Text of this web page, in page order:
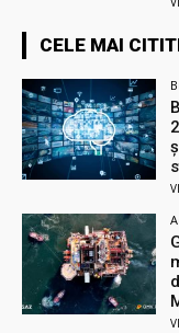
CELE MAI